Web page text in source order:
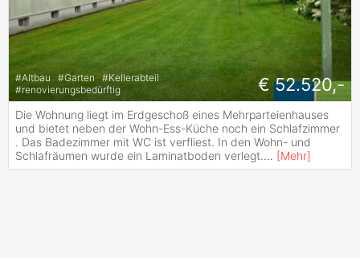
#Altbau #Garten #Kellerabteil
#renovierungsbedürftig € 52.520,-
Die Wohnung liegt im Erdgeschoß eines Mehrparteienhauses
und bietet neben der Wohn-Ess-Küche noch ein Schlafzimmer
. Das Badezimmer mit WC ist verfliest. In den Wohn- und
Schlafräumen wurde ein Laminatboden verlegt.... [Mehr]